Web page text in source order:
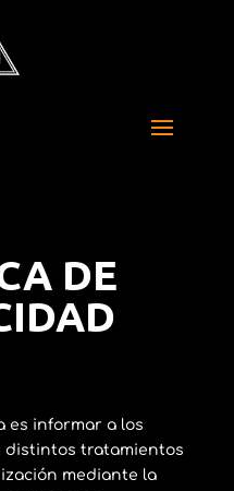
DE
es informar a los
distintos tratamientos
mediante la